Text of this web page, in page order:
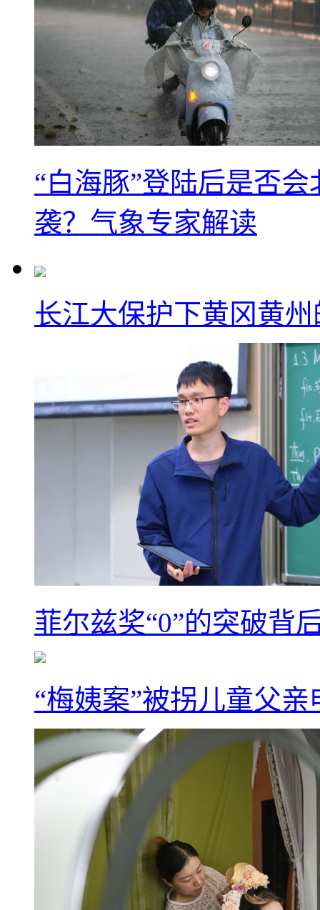
“白海豚”登陆后是否
袭？气象专家解读
长江大保护下黄冈黄
菲尔兹奖“0”的突破背
“梅姨案”被拐儿童父